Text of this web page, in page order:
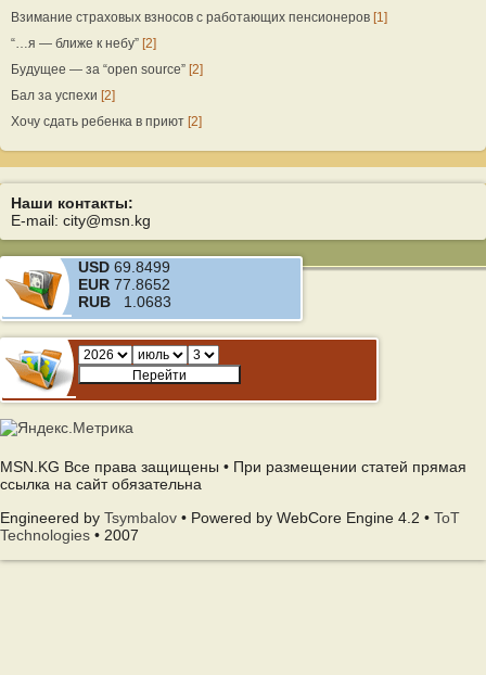
Взимание страховых взносов с работающих пенсионеров [1]
“…я — ближе к небу” [2]
Будущее — за “open source” [2]
Бал за успехи [2]
Хочу сдать ребенка в приют [2]
Наши контакты:
E-mail: city@msn.kg
USD 69.8499
EUR 77.8652
RUB 1.0683
MSN.KG Все права защищены • При размещении статей прямая
ссылка на сайт обязательна
Engineered by Tsymbalov • Powered by WebCore Engine 4.2 • ToT
Technologies • 2007